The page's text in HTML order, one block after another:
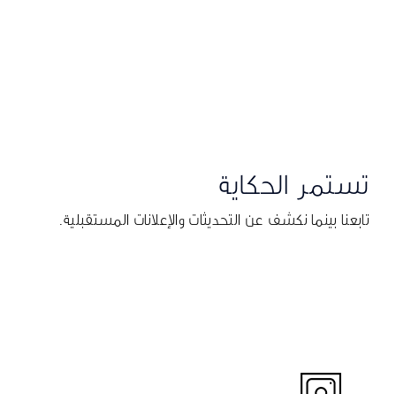
تستمر الحكاية
تابعنا بينما نكشف عن التحديثات والإعلانات المستقبلية.